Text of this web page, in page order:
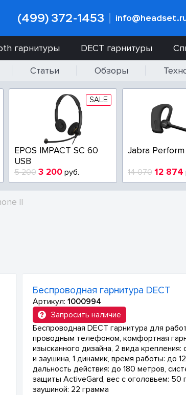
(499) 372-1453
гарнитуры DECT гарнитуры
Статьи Обзоры
SALE
EPOS IMPACT SC 60
USB
5 200 3 200 руб.
Jabra
14 070 12 874
II
Беспроводная гарнитура DECT
Артикул: 1000994
Запросить наличие
Беспроводная DECT гарнитура для
проводным телефоном, комфортная
изысканного дизайна, 2 вида крепления:
и заушина, 1 динамик, время работы: до
дальность действия: до 180 метров,
защиты ActiveGard, вес с оголовьем: 50
заушиной: 22 грамма